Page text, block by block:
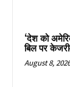
‘देश को
बिल पर
August 8, 2026